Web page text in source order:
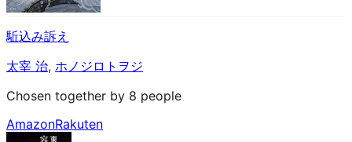
駈込み訴え
太宰 治, ホノジロトヲジ
Chosen together by 8 people
AmazonRakuten